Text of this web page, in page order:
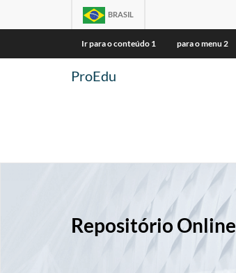
BRASIL
Ir para o conteúdo 1 para o menu 2
ProEdu
Repositório Online